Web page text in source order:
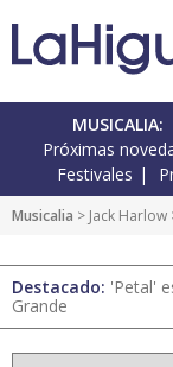
MUSICALIA:
Próximas
Festivales
Musicalia > Jack Harlow
Destacado: 'Petal'
Grande